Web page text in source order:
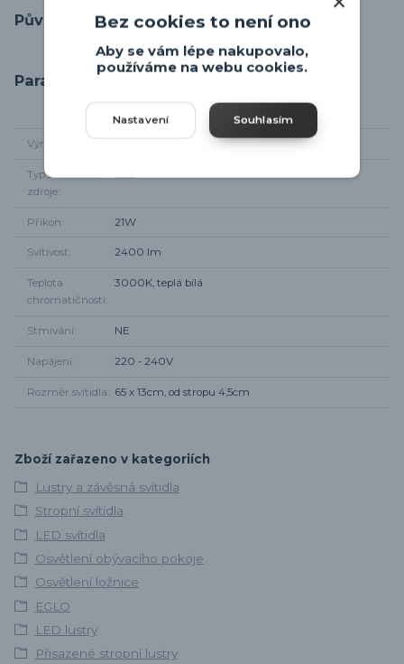
Původ zboží
Parametry
Výrobce
Typ světelného
zdroje
Příkon 21W
Svítivost 2400 lm
Teplota
chromatičnosti
3000K, teplá bílá
Stmívání NE
Napájení 220 - 240V
Rozměr svítidla 65 x 13cm, od stropu 4,5cm
Zboží zařazeno v kategoriích
Lustry a závěsná svítidla
Stropní svítidla
LED svítidla
Osvětlení obývacího pokoje
Osvětlení ložnice
EGLO
LED lustry
Přisazené stropní lustry
Bez cookies to není ono
Aby se vám lépe nakupovalo,
používáme na webu cookies.
Nastavení Souhlasím